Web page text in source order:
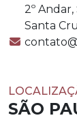
2º
Santa
SÃO